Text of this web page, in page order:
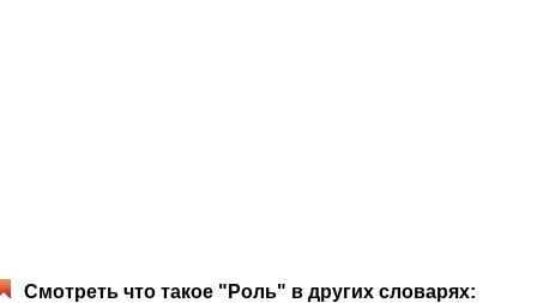
Смотреть что такое "Роль" в других словарях: